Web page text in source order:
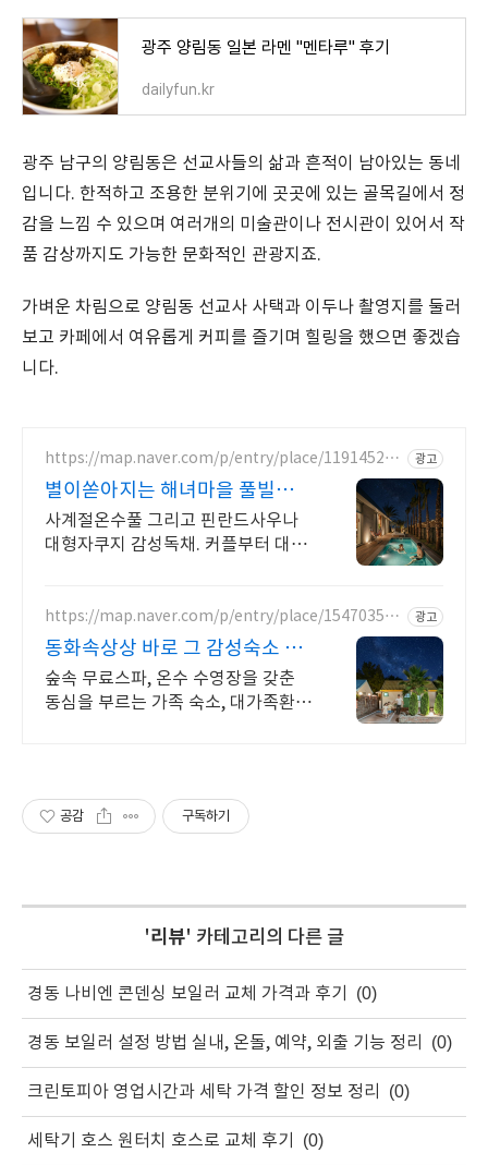
광주 양림동 일본 라멘 "멘타루" 후기
dailyfun.kr
광주 남구의 양림동은 선교사들의 삶과 흔적이 남아있는 동네
입니다. 한적하고 조용한 분위기에 곳곳에 있는 골목길에서 정
감을 느낌 수 있으며 여러개의 미술관이나 전시관이 있어서 작
품 감상까지도 가능한 문화적인 관광지죠.
가벼운 차림으로 양림동 선교사 사택과 이두나 촬영지를 둘러
보고 카페에서 여유롭게 커피를 즐기며 힐링을 했으면 좋겠습
니다.
https://map.naver.com/p/entry/place/119145270
광고
별이쏟아지는 해녀마을 풀빌라
르세라핌도 다녀간 감성풀빌라
사계절온수풀 그리고 핀란드사우나
대형자쿠지 감성독채. 커플부터 대가
길 속에서느끼는 온전한휴식
https://map.naver.com/p/entry/place/154703587
광고
동화속상상 바로 그 감성숙소 제
주서쪽 오설록근처 완벽독채
숲속 무료스파, 온수 수영장을 갖춘
동심을 부르는 가족 숙소, 대가족환
공감 구독하기
'리뷰' 카테고리의 다른 글
경동 나비엔 콘덴싱 보일러 교체 가격과 후기 (0)
경동 보일러 설정 방법 실내, 온돌, 예약, 외출 기능 정리 (0)
크린토피아 영업시간과 세탁 가격 할인 정보 정리 (0)
세탁기 호스 원터치 호스로 교체 후기 (0)